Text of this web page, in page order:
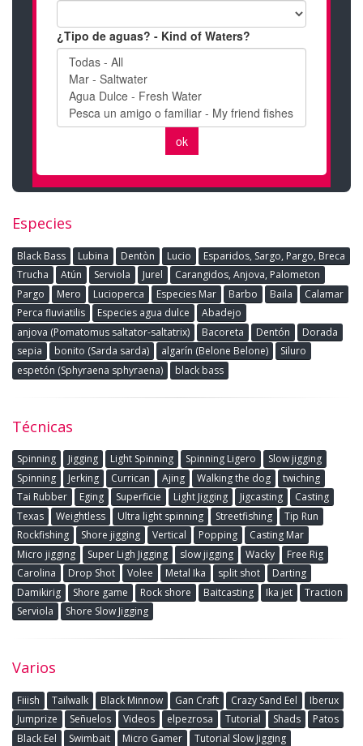
Especies
Black Bass Lubina Dentòn Lucio
Esparidos, Sargo, Pargo, Breca
Trucha
Atún Serviola Jurel
Carangidos, Anjova, Palometon
Pargo
Mero Lucioperca Especies Mar Barbo Baila
Calamar
Perca fluviatilis
Especies agua dulce
Abadejo
anjova (Pomatomus saltator-saltatrix)
Bacoreta Dentón
Dorada
sepia
bonito (Sarda sarda) algarín (Belone Belone)
Siluro
espetón (Sphyraena sphyraena)
black bass
Técnicas
Spinning Jigging Light Spinning Spinning Ligero
Slow jigging
Spinning
Jerking Currican Ajing Walking the dog
twiching
Tai Rubber
Eging Superficie Light Jigging Jigcasting
Casting
Texas
Weightless Ultra light spinning Streetfishing
Tip Run
Rockfishing
Shore jigging Vertical Popping
Casting Mar
Micro jigging
Super Ligh Jigging slow jigging Wacky
Free Rig
Carolina
Drop Shot Volee Metal Ika split shot
Darting
Damikirig
Shore game Rock shore Baitcasting Ika jet
Traction
Serviola
Shore Slow Jigging
Varios
Fiiish Tailwalk Black Minnow Gan Craft Crazy Sand Eel
Iberux
Jumprize
Señuelos Videos elpezrosa Tutorial Shads
Patos
Black Eel
Swimbait Micro Gamer
Tutorial Slow Jigging